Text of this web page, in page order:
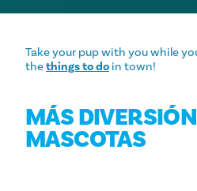
Take your pup with you while
thethings to do in town!
MÁS
MASCOTAS